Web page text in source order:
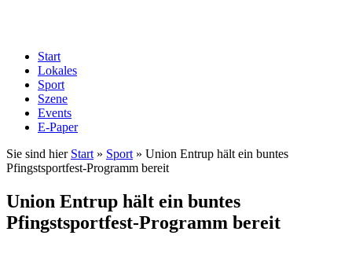
Start
Lokales
Sport
Szene
Events
E-Paper
Sie sind hier Start » Sport » Union Entrup hält ein buntes
Pfingstsportfest-Programm bereit
Union Entrup hält ein buntes
Pfingstsportfest-Programm bereit